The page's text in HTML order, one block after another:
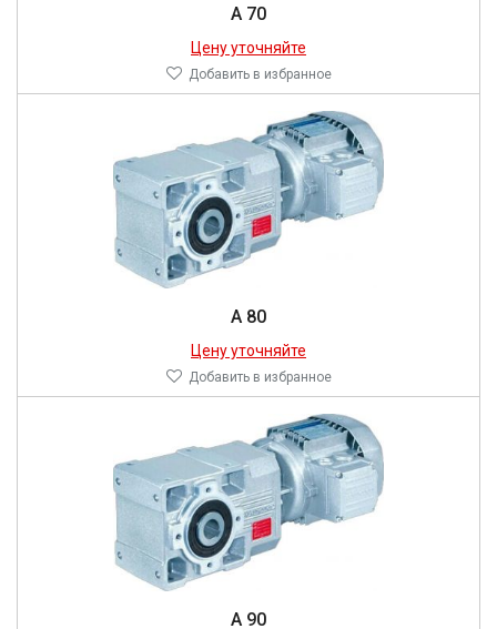
A 70
Цену уточняйте
Добавить в избранное
A 80
Цену уточняйте
Добавить в избранное
A 90